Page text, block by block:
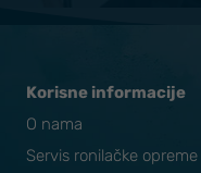
Korisne informacije
O nama
Servis ronilačke opreme